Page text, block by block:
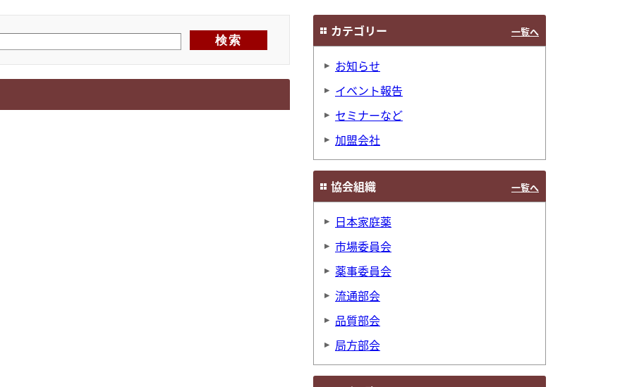
カテゴリー 一覧へ
お知らせ
イベント報告
セミナーなど
加盟会社
協会組織 一覧へ
日本家庭薬
市場委員会
薬事委員会
流通部会
品質部会
局方部会